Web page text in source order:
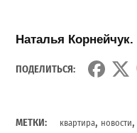
Наталья Корнейчук.
ПОДЕЛИТЬСЯ:
МЕТКИ: квартира, новости,